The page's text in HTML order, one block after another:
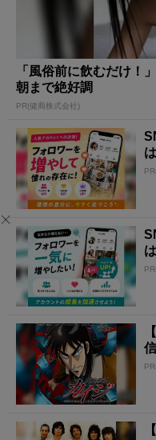
「風俗前に飲むだけ！
朝まで絶好調
PR(健商株式会社)